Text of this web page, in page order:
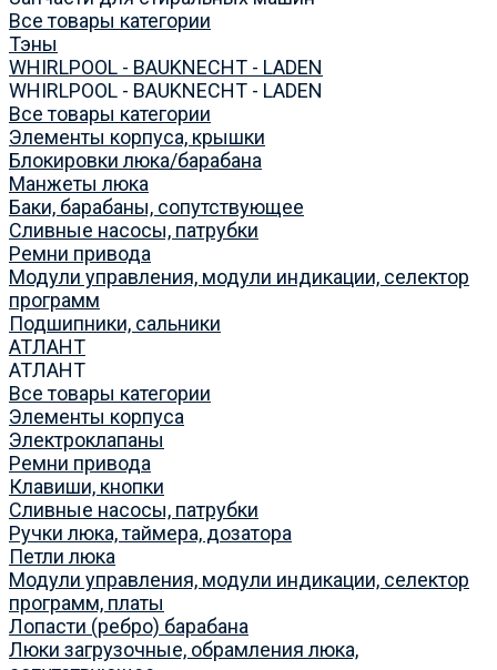
Все товары категории
Тэны
WHIRLPOOL - BAUKNECHT - LADEN
WHIRLPOOL - BAUKNECHT - LADEN
Все товары категории
Элементы корпуса, крышки
Блокировки люка/барабана
Манжеты люка
Баки, барабаны, сопутствующее
Сливные насосы, патрубки
Ремни привода
Модули управления, модули индикации, селектор
программ
Подшипники, сальники
АТЛАНТ
АТЛАНТ
Все товары категории
Элементы корпуса
Электроклапаны
Ремни привода
Клавиши, кнопки
Сливные насосы, патрубки
Ручки люка, таймера, дозатора
Петли люка
Модули управления, модули индикации, селектор
программ, платы
Лопасти (ребро) барабана
Люки загрузочные, обрамления люка,